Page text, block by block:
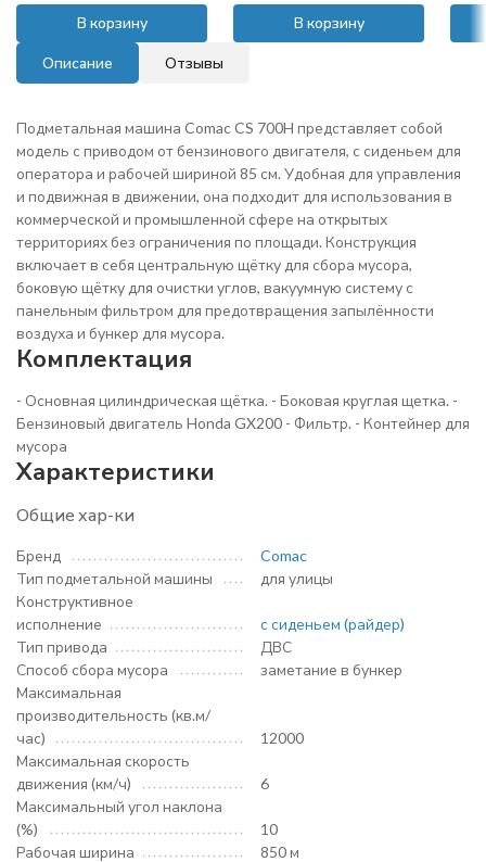
В корзину В корзину
Описание Отзывы
Подметальная машина Comac CS 700H представляет собой
модель с приводом от бензинового двигателя, с сиденьем для
оператора и рабочей шириной 85 см. Удобная для управления
и подвижная в движении, она подходит для использования в
коммерческой и промышленной сфере на открытых
территориях без ограничения по площади. Конструкция
включает в себя центральную щётку для сбора мусора,
боковую щётку для очистки углов, вакуумную систему с
панельным фильтром для предотвращения запылённости
воздуха и бункер для мусора.
Комплектация
- Основная цилиндрическая щётка. - Боковая круглая щетка. -
Бензиновый двигатель Honda GX200 - Фильтр. - Контейнер для
мусора
Характеристики
Общие хар-ки
Бренд
Comac
Тип подметальной машины
для улицы
Конструктивное
исполнение
с сиденьем (райдер)
Тип привода
ДВС
Способ сбора мусора
заметание в бункер
Максимальная
производительность (кв.м/
час)
12000
Максимальная скорость
движения (км/ч)
6
Максимальный угол наклона
(%)
10
Рабочая ширина
850 м